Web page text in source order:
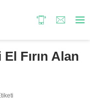
Fırın Alan